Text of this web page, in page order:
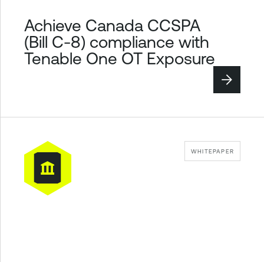
Achieve Canada CCSPA
(Bill C-8) compliance with
Tenable One OT Exposure
WHITEPAPER